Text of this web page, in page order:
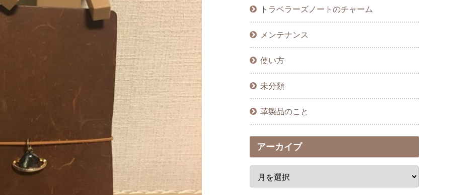
トラベラーズノートのチャーム
メンテナンス
使い方
未分類
革製品のこと
アーカイブ